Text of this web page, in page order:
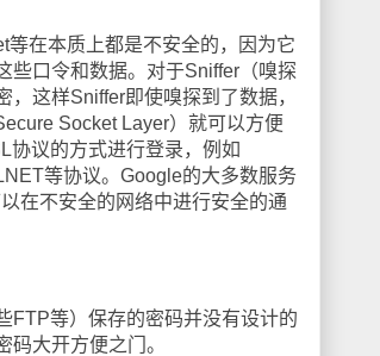
在本质上都是不安全的，因为它
些口令和数据。对于Sniffer（嗅探
这样Sniffer即使嗅探到了数据，
Socket Layer）就可以方便
协议的方式进行登录，例如
等协议。Google的大多数服务
在不安全的网络中进行安全的通
等）保存的密码并没有设计的
大开方便之门。